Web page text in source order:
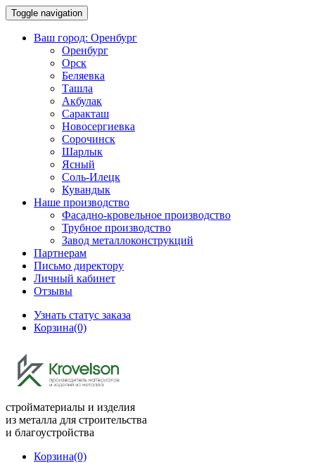
Toggle navigation
Ваш город: Оренбург
Оренбург
Орск
Беляевка
Ташла
Акбулак
Саракташ
Новосергиевка
Сорочинск
Шарлык
Ясный
Соль-Илецк
Кувандык
Наше производство
Фасадно-кровельное производство
Трубное производство
Завод металлоконструкций
Партнерам
Письмо директору
Личный кабинет
Отзывы
Узнать статус заказа
Корзина(0)
стройматериалы и изделия
из металла для строительства
и благоустройства
Корзина(0)